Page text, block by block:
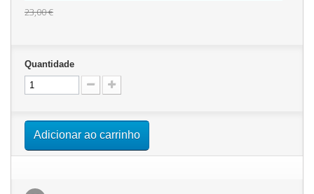
23,00 €
Quantidade
Adicionar ao carrinho